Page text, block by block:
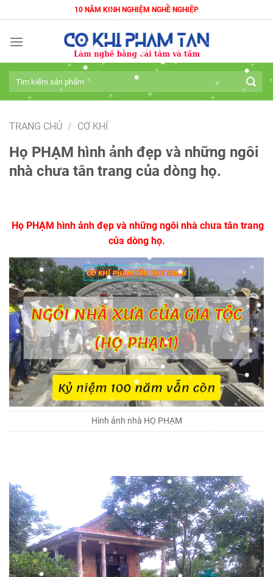
10 NĂM KINH NGHIỆM NGHỀ NGHIỆP
TRANG CHỦ / CƠ KHÍ
Họ PHẠM hình ảnh đẹp và những ngôi
nhà chưa tân trang của dòng họ.
Họ PHẠM hình ảnh đẹp và những ngôi nhà chưa tân trang
của dòng họ.
Hình ảnh nhà HỌ PHẠM